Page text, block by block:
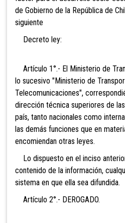
de Gobierno de la República de
siguiente
Decreto ley:
Artículo 1°.- El Ministerio de
lo sucesivo "Ministerio de
Telecomunicaciones",
dirección técnica superiores de
país, tanto nacionales como
las demás funciones que en
encomiendan otras leyes.
Lo dispuesto en el inciso
contenido de la información,
sistema en que ella sea difundida.
Artículo 2°.- DEROGADO.